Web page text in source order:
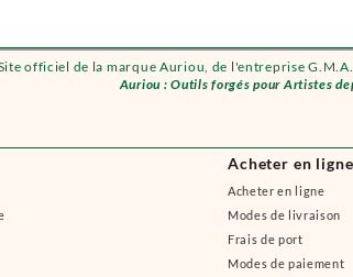
officiel de la marque Auriou, de l'entreprise
Auriou : Outils forgés pour Artistes
Acheter en
Acheter en ligne
Modes de livraison
Frais de port
Modes de paiement